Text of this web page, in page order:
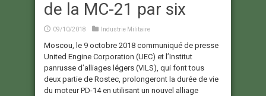
de la MC-21 par six
09/10/2018 Industrie Militaire
Moscou, le 9 octobre 2018 communiqué de presse
United Engine Corporation (UEC) et l’Institut
panrusse d’alliages légers (VILS), qui font tous
deux partie de Rostec, prolongeront la durée de vie
du moteur PD-14 en utilisant un nouvel alliage